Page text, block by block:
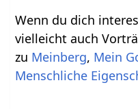
Wenn du dich
vielleicht auch
zu Meinberg, Mein
Menschliche